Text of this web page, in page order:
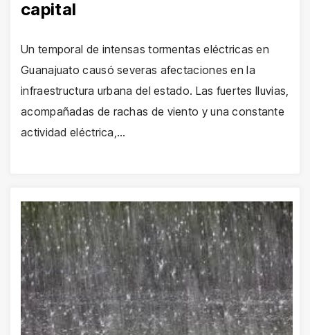
capital
Un temporal de intensas tormentas eléctricas en
Guanajuato causó severas afectaciones en la
infraestructura urbana del estado. Las fuertes lluvias,
acompañadas de rachas de viento y una constante
actividad eléctrica,…